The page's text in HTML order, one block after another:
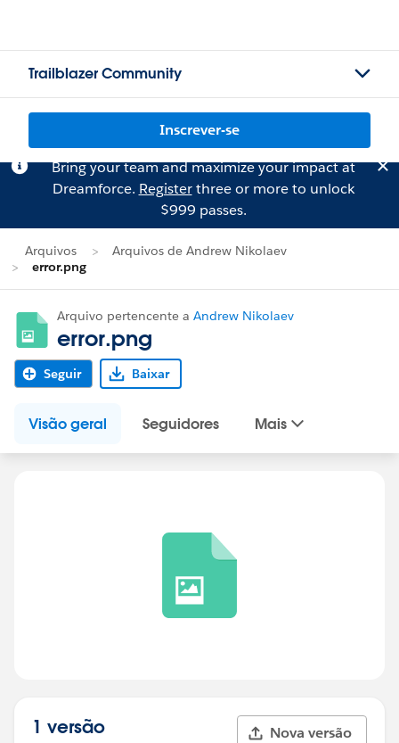
Trailblazer Community
Inscrever-se
Bring your team and maximize your impact at
Dreamforce. Registerthree or more to unlock
$999 passes.
Arquivos
Arquivos de Andrew Nikolaev
error.png
Arquivo pertencente a Andrew Nikolaev
error.png
Seguir Baixar
Visão geral Seguidores Mais
1 versão Nova versão